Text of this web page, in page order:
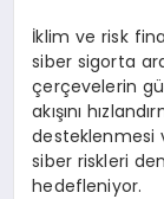
İklim ve risk
siber sigorta
çerçevelerin
akışını
desteklenmesi
siber riskleri
hedefleniyor.